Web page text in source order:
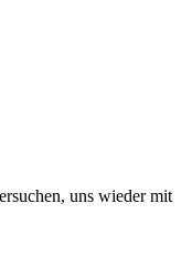
uns wieder mit